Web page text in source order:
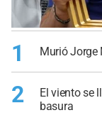
1 Murió Jorge
2
El viento se
basura